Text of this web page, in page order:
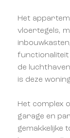
Het
vloertegels,
functionaliteit
de
is deze
Het complex
garage en
gemakkelijke